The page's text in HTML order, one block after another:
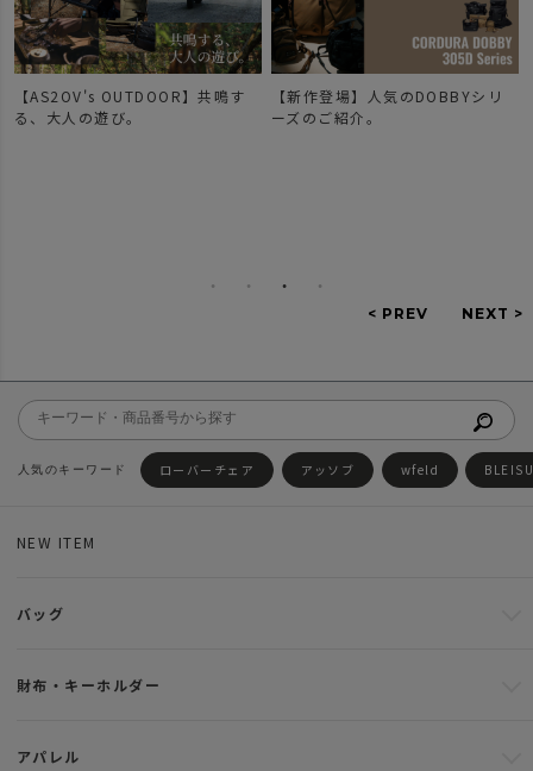
【AS2OV's OUTDOOR】共鳴す
る、大人の遊び。
【新作登場】人気のDOBBYシリ
ーズのご紹介。
ローバーチェア アッソブ wfeld
NEW ITEM
バッグ
財布・キーホルダー
アパレル